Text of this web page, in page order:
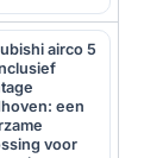
airco 5
een
voor